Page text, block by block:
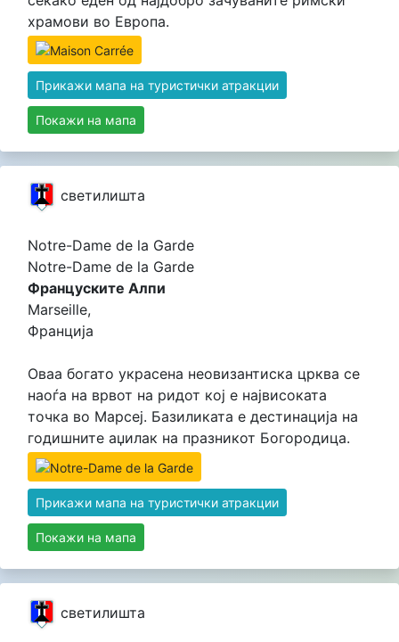
храмови во Европа.
Прикажи мапа на туристички атракции
Покажи на мапа
светилишта
Notre-Dame de la Garde
Notre-Dame de la Garde
Француските Алпи
Marseille,
Франција
Оваа богато украсена неовизантиска црква се
наоѓа на врвот на ридот кој е највисоката
точка во Марсеј. Базиликата е дестинација на
годишните аџилак на празникот Богородица.
Прикажи мапа на туристички атракции
Покажи на мапа
светилишта